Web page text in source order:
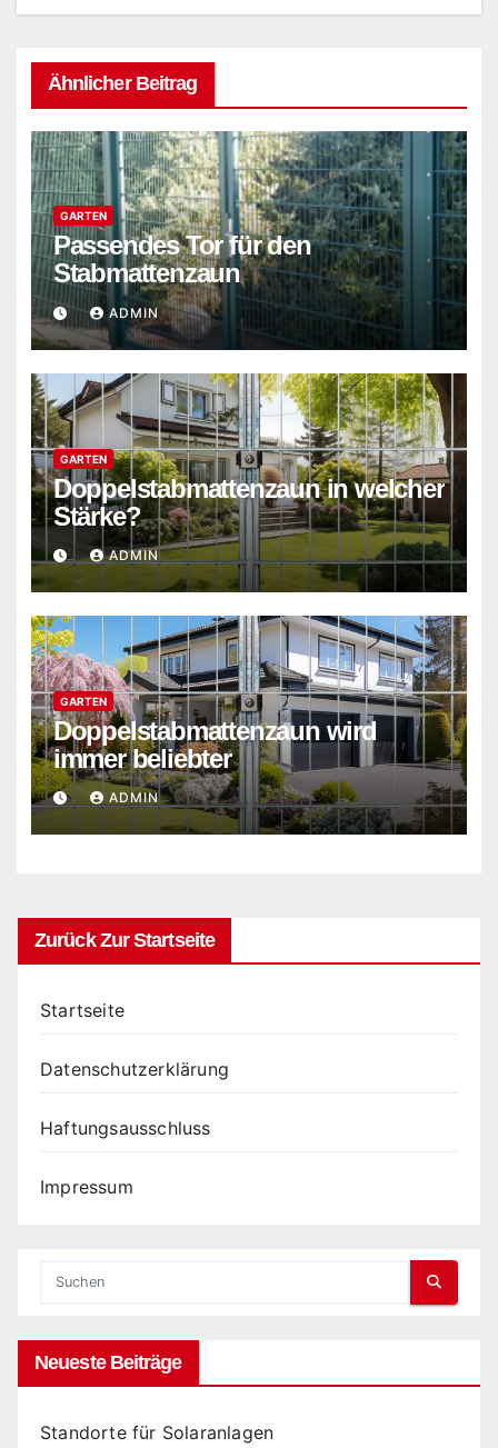
Ähnlicher Beitrag
GARTEN
Passendes Tor für den
Stabmattenzaun
ADMIN
GARTEN
Doppelstabmattenzaun in welcher
Stärke?
ADMIN
GARTEN
Doppelstabmattenzaun wird
immer beliebter
ADMIN
Zurück Zur Startseite
Startseite
Datenschutzerklärung
Haftungsausschluss
Impressum
Neueste Beiträge
Standorte für Solaranlagen